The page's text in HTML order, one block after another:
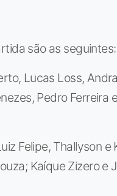
são as seguintes:
Lucas Loss,
Pedro Ferreira
Felipe, Thallyson e
Kaíque Zizero e